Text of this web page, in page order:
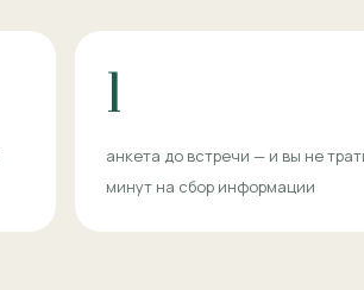
1
анкета до встречи — и вы не
минут на сбор информации